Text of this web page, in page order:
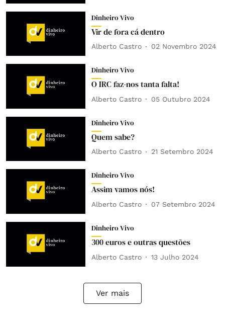
Dinheiro Vivo
Vir de fora cá dentro
Alberto Castro 02 Novembro 2024
Dinheiro Vivo
O IRC faz-nos tanta falta!
Alberto Castro 05 Outubro 2024
Dinheiro Vivo
Quem sabe?
Alberto Castro 21 Setembro 2024
Dinheiro Vivo
Assim vamos nós!
Alberto Castro 07 Setembro 2024
Dinheiro Vivo
300 euros e outras questões
Alberto Castro 13 Julho 2024
Ver mais